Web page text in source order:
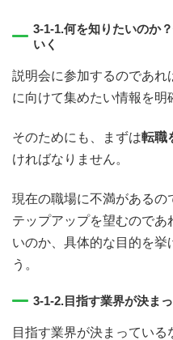
3-1-1.何を知りたいのか
いく
説明会に参加するのであれ
に向けて集めたい情報を明
そのためにも、まずは転職
ければなりません。
現在の職場に不満があるの
テップアップを望むのであ
いのか、具体的な目的を挙
う。
3-1-2.目指す業界が決ま
目指す業界が決まってい